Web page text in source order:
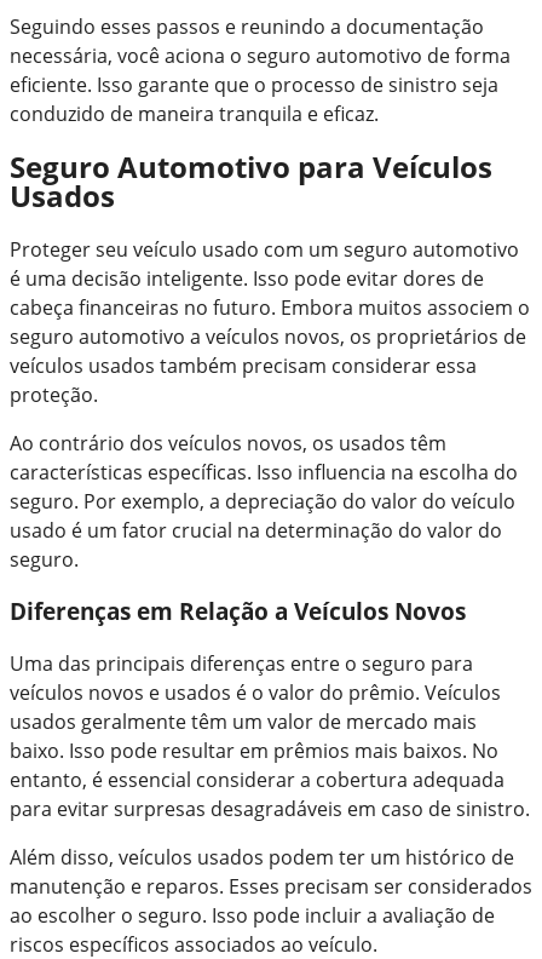
Seguindo esses passos e reunindo a documentação
necessária, você aciona o seguro automotivo de forma
eficiente. Isso garante que o processo de sinistro seja
conduzido de maneira tranquila e eficaz.
Seguro Automotivo para Veículos
Usados
Proteger seu veículo usado com um seguro automotivo
é uma decisão inteligente. Isso pode evitar dores de
cabeça financeiras no futuro. Embora muitos associem o
seguro automotivo a veículos novos, os proprietários de
veículos usados também precisam considerar essa
proteção.
Ao contrário dos veículos novos, os usados têm
características específicas. Isso influencia na escolha do
seguro. Por exemplo, a depreciação do valor do veículo
usado é um fator crucial na determinação do valor do
seguro.
Diferenças em Relação a Veículos Novos
Uma das principais diferenças entre o seguro para
veículos novos e usados é o valor do prêmio. Veículos
usados geralmente têm um valor de mercado mais
baixo. Isso pode resultar em prêmios mais baixos. No
entanto, é essencial considerar a cobertura adequada
para evitar surpresas desagradáveis em caso de sinistro.
Além disso, veículos usados podem ter um histórico de
manutenção e reparos. Esses precisam ser considerados
ao escolher o seguro. Isso pode incluir a avaliação de
riscos específicos associados ao veículo.